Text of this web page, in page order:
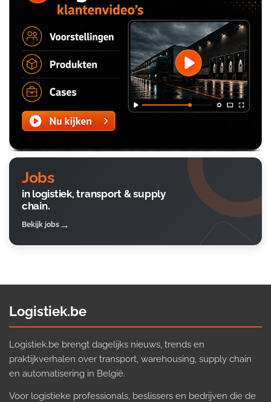
Jobs
in logistiek, transport & supply
chain.
Bekijk jobs
Logistiek.be
Logistiek.be brengt dagelijks nieuws, trends en
praktijkverhalen over transport, warehousing, supply chain
en automatisering in België.
Voor logistieke professionals, beslissers en bedrijven die de